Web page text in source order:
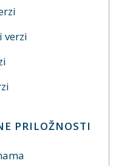
verzi
PRILOŽNOSTI